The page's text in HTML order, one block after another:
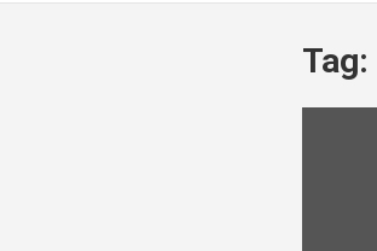
Tag: